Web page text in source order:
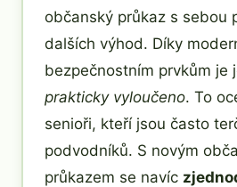
občanský průkaz s sebou
dalších výhod. Díky
bezpečnostním prvkům je
prakticky vyloučeno. To
senioři, kteří jsou často
podvodníků. S novým
průkazem se navíc